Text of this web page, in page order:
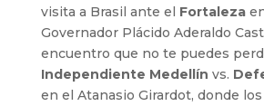
visita a Brasil ante el Fortaleza
Governador Plácido Aderaldo
encuentro que no te puedes
Independiente Medellín vs.
en el Atanasio Girardot, donde